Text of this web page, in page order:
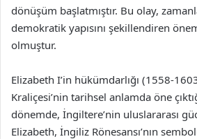
dönüşüm başlatmıştır. Bu olay,
demokratik yapısını şekillendiren
olmuştur.
Elizabeth I’in hükümdarlığı (1558-
Kraliçesi’nin tarihsel anlamda öne
dönemde, İngiltere’nin uluslararası
Elizabeth, İngiliz Rönesansı’nın